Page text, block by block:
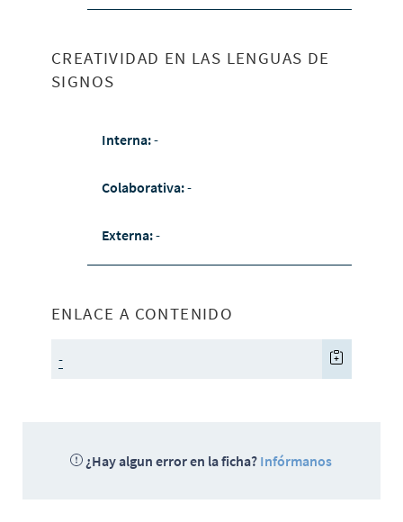
CREATIVIDAD EN LAS LENGUAS DE
SIGNOS
Interna:-
Colaborativa:-
Externa:-
ENLACE A CONTENIDO
-
¿Hay algun error en la ficha? Infórmanos